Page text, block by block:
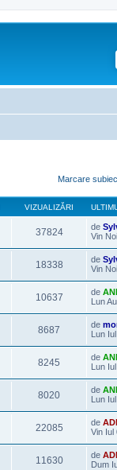
Marcare
VIZUALIZĂRI
37824 de
Vin
18338 de
Vin
10637 de
Lun
8687 de
Lun
8245 de
Lun
8020 de
Lun
22085 de
Vin Iul
11630 de
Dum